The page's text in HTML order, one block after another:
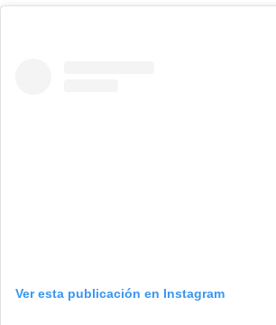
Ver esta publicación en Instagram